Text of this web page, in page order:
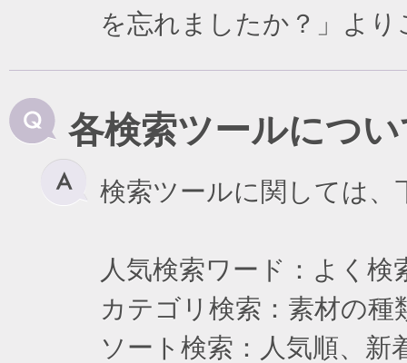
を忘れましたか？」よ
各検索ツールにつ
検索ツールに関しては
人気検索ワード：よく
カテゴリ検索：素材の
ソート検索：人気順、